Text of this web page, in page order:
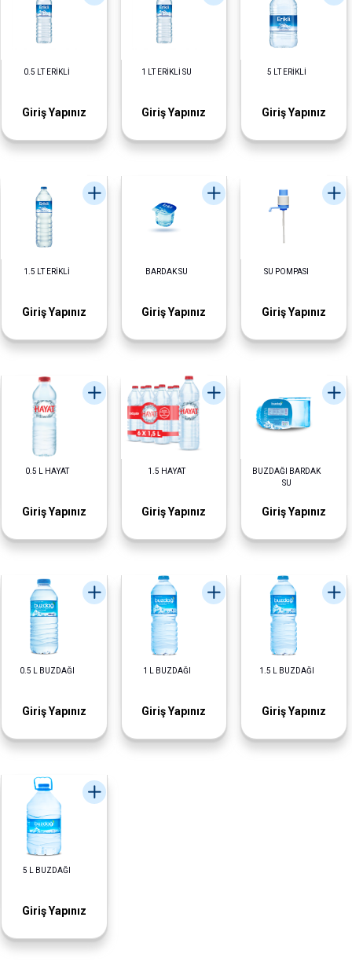
0.5 LT ERİKLİ
Giriş Yapınız
1 LT ERİKLİ SU
Giriş Yapınız
5 LT ERİKLİ
Giriş Yapınız
1.5 LT ERİKLİ
Giriş Yapınız
BARDAK SU
Giriş Yapınız
SU POMPASI
Giriş Yapınız
0.5 L HAYAT
Giriş Yapınız
1.5 HAYAT
Giriş Yapınız
BUZDAĞI BARDAK
SU
Giriş Yapınız
0.5 L BUZDAĞI
Giriş Yapınız
1 L BUZDAĞI
Giriş Yapınız
1.5 L BUZDAĞI
Giriş Yapınız
5 L BUZDAĞI
Giriş Yapınız